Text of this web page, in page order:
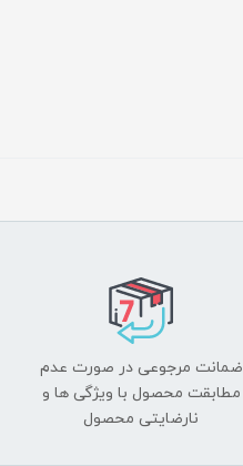
ضمانت مرجوعی در صورت عدم
مطابقت محصول با ویژگی ها و
نارضایتی محصول